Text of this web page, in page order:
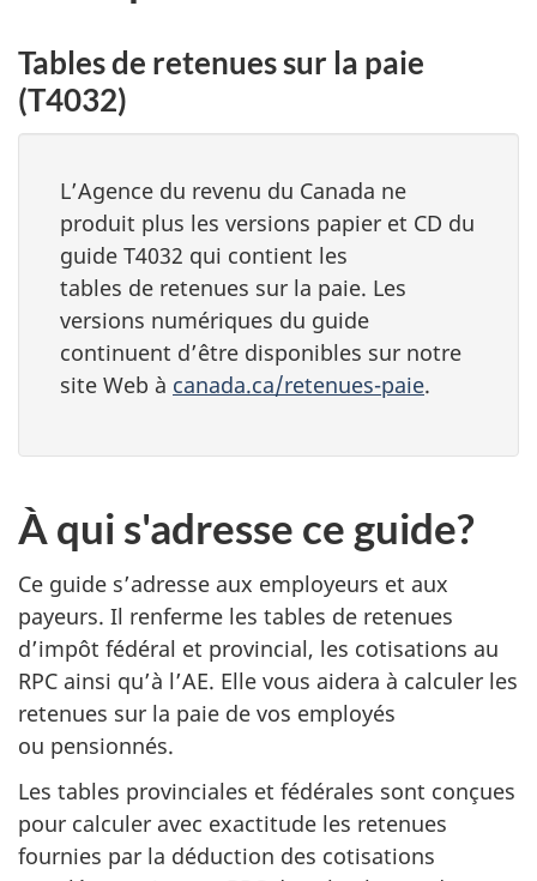
Tables de retenues sur la paie
(T4032)
L’Agence du revenu du Canada ne
produit plus les versions papier et CD du
guide T4032 qui contient les
tables de retenues sur la paie. Les
versions numériques du guide
continuent d’être disponibles sur notre
site Web à canada.ca/retenues-paie.
À qui s'adresse ce guide?
Ce guide s’adresse aux employeurs et aux
payeurs. Il renferme les tables de retenues
d’impôt fédéral et provincial, les cotisations au
RPC ainsi qu’à l’AE. Elle vous aidera à calculer les
retenues sur la paie de vos employés
ou pensionnés.
Les tables provinciales et fédérales sont conçues
pour calculer avec exactitude les retenues
fournies par la déduction des cotisations